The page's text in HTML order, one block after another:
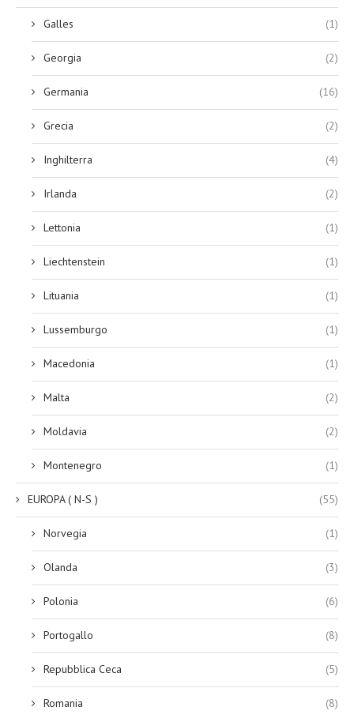
Galles (1)
Georgia (2)
Germania (16)
Grecia (2)
Inghilterra (4)
Irlanda (2)
Lettonia (1)
Liechtenstein (1)
Lituania (1)
Lussemburgo (1)
Macedonia (1)
Malta (2)
Moldavia (2)
Montenegro (1)
EUROPA ( N-S ) (55)
Norvegia (1)
Olanda (3)
Polonia (6)
Portogallo (8)
Repubblica Ceca (5)
Romania (8)